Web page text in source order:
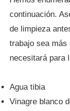
continuación.
de limpieza
trabajo sea
necesitará para
Agua tibia
Vinagre blanco